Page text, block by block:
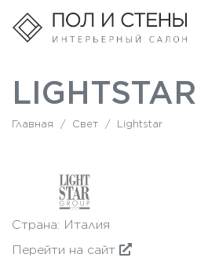
LIGHTSTAR
Главная / Свет / Lightstar
Страна: Италия
Перейти на сайт